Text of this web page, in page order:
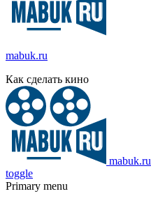
mabuk.ru
Как сделать кино
mabuk.ru
toggle
Primary menu